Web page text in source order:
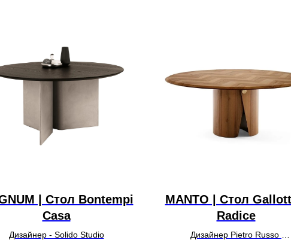
| Стол Bontempi
Casa
Дизайнер - Solido Studio
MANTO | Стол
Radice
Дизайнер Pietro Russo